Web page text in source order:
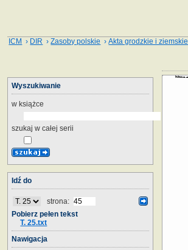
ICM › DIR ›Zasoby polskie ›Akta grodzkie i ziemskie
Wyszukiwanie
w książce
szukaj w całej serii
Idź do
strona:
Pobierz pełen tekst
T. 25.txt
Nawigacja